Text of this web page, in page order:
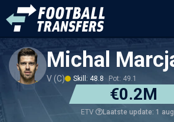
Michal
V (C) Skill: 48.8 Pot: 49.1
€0.2M
ETV Laatste update: 1